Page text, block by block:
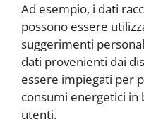
Ad esempio, i dati
possono essere
suggerimenti
dati provenienti dai
essere impiegati per
consumi energetici in
utenti.